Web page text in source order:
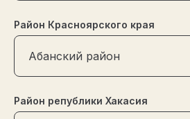
Район Красноярского края
Район републики Хакасия